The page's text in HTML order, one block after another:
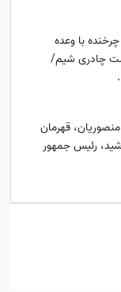
با وعده
چادری شیم/
قهرمان
رئیس جمهور